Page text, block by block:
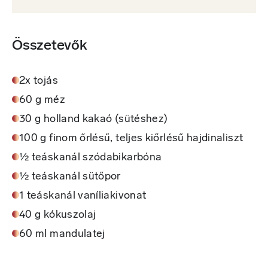
Összetevők
2x tojás
60 g méz
30 g holland kakaó (sütéshez)
100 g finom őrlésű, teljes kiőrlésű hajdinaliszt
½ teáskanál szódabikarbóna
½ teáskanál sütőpor
1 teáskanál vaníliakivonat
40 g kókuszolaj
60 ml mandulatej